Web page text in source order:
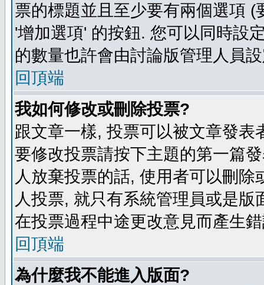
票的標題並且至少要有兩個選項
'增加選項' 的按鈕. 您可以同時設
的數量也許會由討論版管理人員
回頂端
我如何修改或刪除投票?
跟文章一樣, 投票可以被文章發
要修改投票請按下主題的第一篇
人放棄投票的話, 使用者可以刪
人投票, 就只有系統管理員或是
在投票過程中途更改意見而產生
回頂端
為什麼我不能進入版面?